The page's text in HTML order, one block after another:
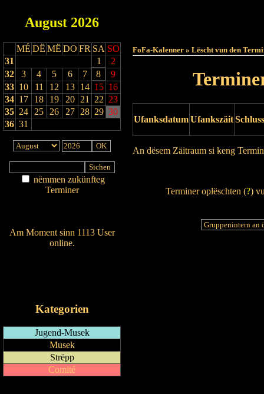
August 2026
MÉ DË MË DO FR SA SO
31
1
2
32
3 4 5 6 7 8
9
33 10 11 12 13 14 15 16
34 17 18 19 20 21 22 23
35 24 25 26 27 28 29 30
36 31
nëmmen zukünfteg
Terminer
Am Moment sinn 1113 User
online.
Kategorien
Jugend-Musek
Musek
Strëpp
Comité
FoFa-Kalenner » Lëscht vun den
UfanksdatumUfankszäit
An dësem Zäitraum si keng
Terminer oplëschten (?)